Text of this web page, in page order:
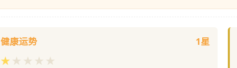
健康运势 1星
★ ★ ★ ★ ★